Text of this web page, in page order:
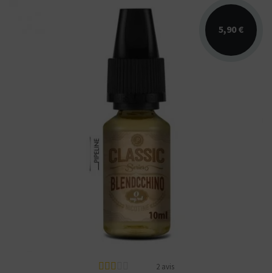
5,90 €
Arômes : blond, vanille, cappuccino.
PIPELINE Classic Series. Disponible en 10ml
et 50ml pour 60ml.
2 avis